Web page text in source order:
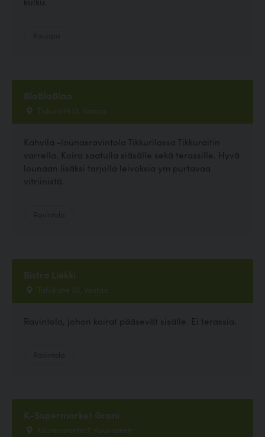
BlaBlaBlaa
Tikkuraitti 13, Vantaa
Kahvila -lounasravintola Tikkurilassa Tikkuraitin
varrella. Koira saatulla siäsälle sekä terassille. Hyvä
lounaan lisäksi tarjolla leivoksia ym purtavaa
vitriinistä.
Bistro Liekki
Talvikkitie 30, Vantaa
Ravintola, johon koirat pääsevät sisälle. Ei terassia.
K-Supermarket Grani
Kauniaistentie 7, Kauniainen